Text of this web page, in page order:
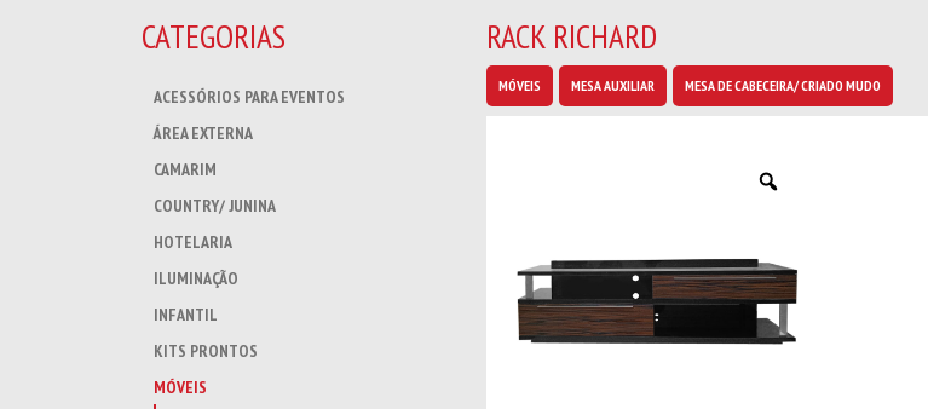
CATEGORIAS
ACESSÓRIOS PARA EVENTOS
ÁREA EXTERNA
CAMARIM
COUNTRY/ JUNINA
HOTELARIA
ILUMINAÇÃO
INFANTIL
KITS PRONTOS
MÓVEIS
RACK RICHARD
MÓVEIS MESA AUXILIAR MESA DE CABECEIRA/ CRIADO MUDO